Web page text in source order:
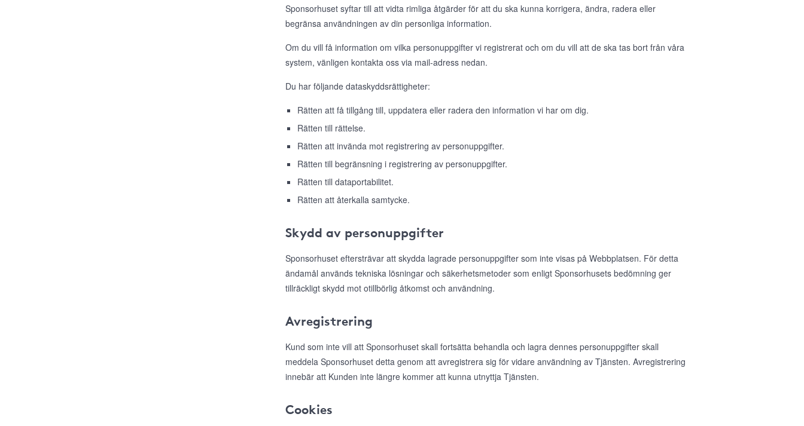
Sponsorhuset syftar till att vidta rimliga åtgärder för att du ska kunna korrigera, ändra, radera eller
begränsa användningen av din personliga information.
Om du vill få information om vilka personuppgifter vi registrerat och om du vill att de ska tas bort från våra
system, vänligen kontakta oss via mail-adress nedan.
Du har följande dataskyddsrättigheter:
Rätten att få tillgång till, uppdatera eller radera den information vi har om dig.
Rätten till rättelse.
Rätten att invända mot registrering av personuppgifter.
Rätten till begränsning i registrering av personuppgifter.
Rätten till dataportabilitet.
Rätten att återkalla samtycke.
Skydd av personuppgifter
Sponsorhuset eftersträvar att skydda lagrade personuppgifter som inte visas på Webbplatsen. För detta
ändamål används tekniska lösningar och säkerhetsmetoder som enligt Sponsorhusets bedömning ger
tillräckligt skydd mot otillbörlig åtkomst och användning.
Avregistrering
Kund som inte vill att Sponsorhuset skall fortsätta behandla och lagra dennes personuppgifter skall
meddela Sponsorhuset detta genom att avregistrera sig för vidare användning av Tjänsten. Avregistrering
innebär att Kunden inte längre kommer att kunna utnyttja Tjänsten.
Cookies